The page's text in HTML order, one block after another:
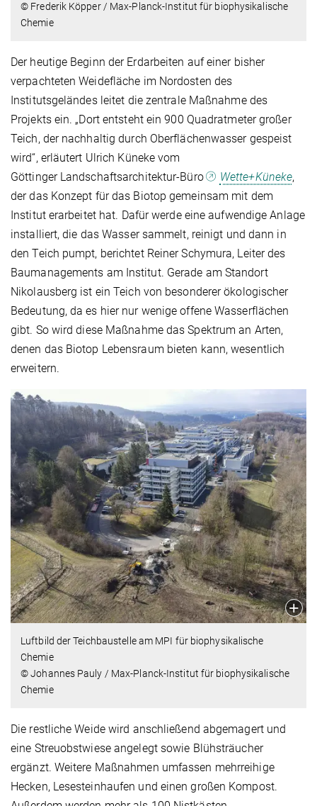
© Frederik Köpper / Max-Planck-Institut für biophysikalische
Chemie
Der heutige Beginn der Erdarbeiten auf einer bisher
verpachteten Weidefläche im Nordosten des
Institutsgeländes leitet die zentrale Maßnahme des
Projekts ein. „Dort entsteht ein 900 Quadratmeter großer
Teich, der nachhaltig durch Oberflächenwasser gespeist
wird“, erläutert Ulrich Küneke vom
Göttinger Landschaftsarchitektur-Büro
Wette+Küneke,
der das Konzept für das Biotop gemeinsam mit dem
Institut erarbeitet hat. Dafür werde eine aufwendige Anlage
installiert, die das Wasser sammelt, reinigt und dann in
den Teich pumpt, berichtet Reiner Schymura, Leiter des
Baumanagements am Institut. Gerade am Standort
Nikolausberg ist ein Teich von besonderer ökologischer
Bedeutung, da es hier nur wenige offene Wasserflächen
gibt. So wird diese Maßnahme das Spektrum an Arten,
denen das Biotop Lebensraum bieten kann, wesentlich
erweitern.
Luftbild der Teichbaustelle am MPI für biophysikalische
Chemie
© Johannes Pauly / Max-Planck-Institut für biophysikalische
Chemie
Die restliche Weide wird anschließend abgemagert und
eine Streuobstwiese angelegt sowie Blühsträucher
ergänzt. Weitere Maßnahmen umfassen mehrreihige
Hecken, Lesesteinhaufen und einen großen Kompost.